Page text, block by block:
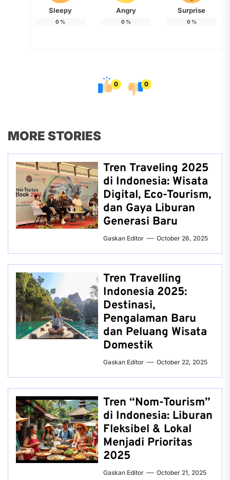
Sleepy
0 %
Angry
0%
Surprise
0%
0 0
MORE STORIES
Tren Traveling 2025
di Indonesia: Wisata
Digital, Eco-Tourism,
dan Gaya Liburan
Generasi Baru
Gaskan Editor October 26, 2025
Tren Travelling
Indonesia 2025:
Destinasi,
Pengalaman Baru
dan Peluang Wisata
Domestik
Gaskan Editor October 22, 2025
Tren “Nom-Tourism”
di Indonesia: Liburan
Fleksibel & Lokal
Menjadi Prioritas
2025
Gaskan Editor October 21, 2025